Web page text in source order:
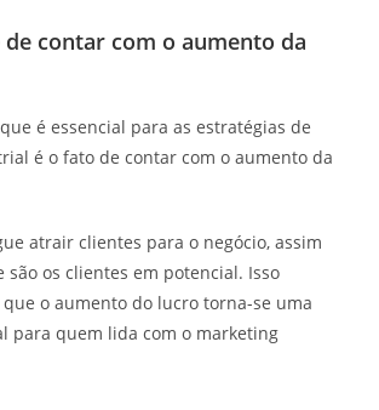
de contar com o aumento da
é essencial para as estratégias de
é o fato de contar com o aumento da
atrair clientes para o negócio, assim
são os clientes em potencial. Isso
o aumento do lucro torna-se uma
para quem lida com o marketing